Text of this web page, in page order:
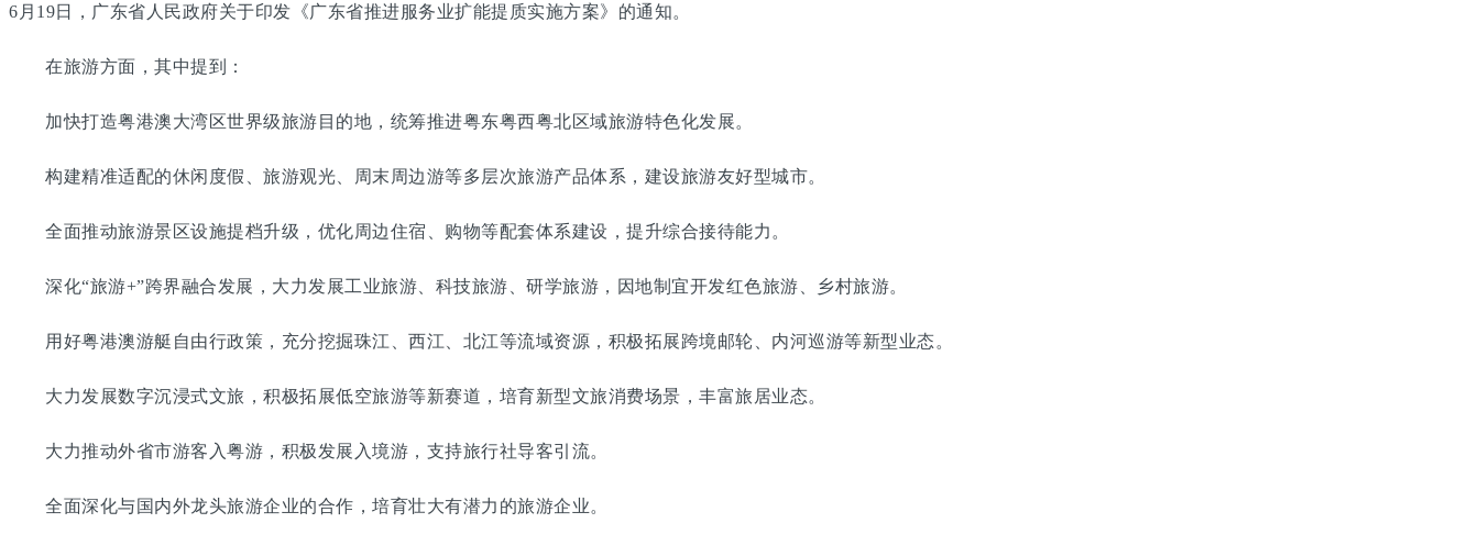
6月19日，广东省人民政府关于印发《广东省推进服务业扩能提质实施方案》的通知。
在旅游方面，其中提到：
加快打造粤港澳大湾区世界级旅游目的地，统筹推进粤东粤西粤北区域旅游特色化发展。
构建精准适配的休闲度假、旅游观光、周末周边游等多层次旅游产品体系，建设旅游友好型城市。
全面推动旅游景区设施提档升级，优化周边住宿、购物等配套体系建设，提升综合接待能力。
深化“旅游+”跨界融合发展，大力发展工业旅游、科技旅游、研学旅游，因地制宜开发红色旅游、乡村旅游。
用好粤港澳游艇自由行政策，充分挖掘珠江、西江、北江等流域资源，积极拓展跨境邮轮、内河巡游等新型业态。
大力发展数字沉浸式文旅，积极拓展低空旅游等新赛道，培育新型文旅消费场景，丰富旅居业态。
大力推动外省市游客入粤游，积极发展入境游，支持旅行社导客引流。
全面深化与国内外龙头旅游企业的合作，培育壮大有潜力的旅游企业。